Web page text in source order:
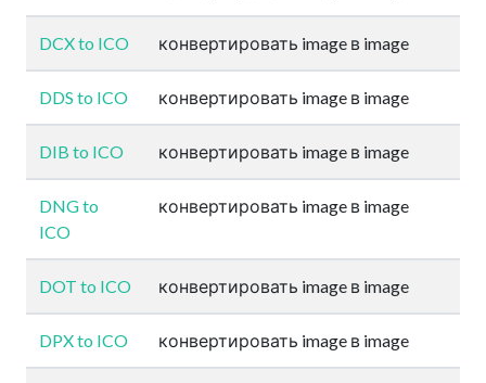
DCX to ICO конвертировать image в image
DDS to ICO конвертировать image в image
DIB to ICO конвертировать image в image
DNG to
ICO
конвертировать image в image
DOT to ICO конвертировать image в image
DPX to ICO конвертировать image в image